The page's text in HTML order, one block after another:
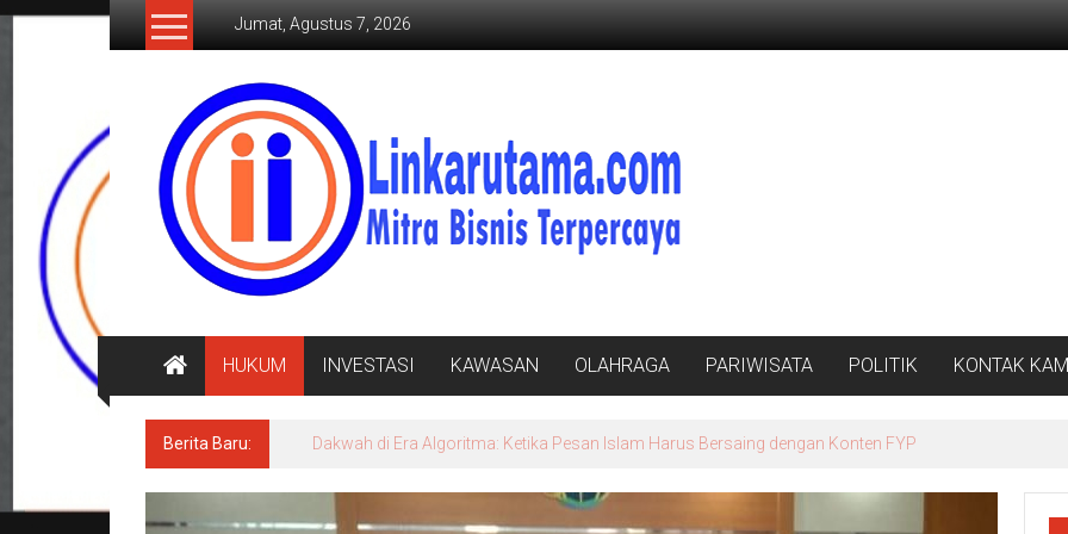
Lompat
Jumat, Agustus 7, 2026
LINKARUTAMA.COM
Mitra
Bisnis
Terpercaya
HUKUM INVESTASI KAWASAN OLAHRAGA PARIWISATA POLITIK KONTAK
Berita Baru: Dakwah di Era Algoritma: Ketika Pesan Islam Harus Bersaing dengan Konten FYP